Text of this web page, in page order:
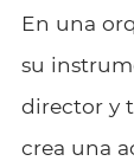
En una
su
director y
crea una